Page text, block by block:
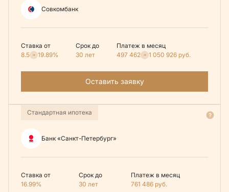
Совкомбанк
Ставка от
8.5
19.89%
Срок до
30 лет
Платеж в месяц
497 462
1 050 926 руб.
Оставить заявку
Стандартная ипотека
Банк «Санкт-Петербург»
Ставка от
16.99%
Срок до
30 лет
Платеж в месяц
761 486 руб.